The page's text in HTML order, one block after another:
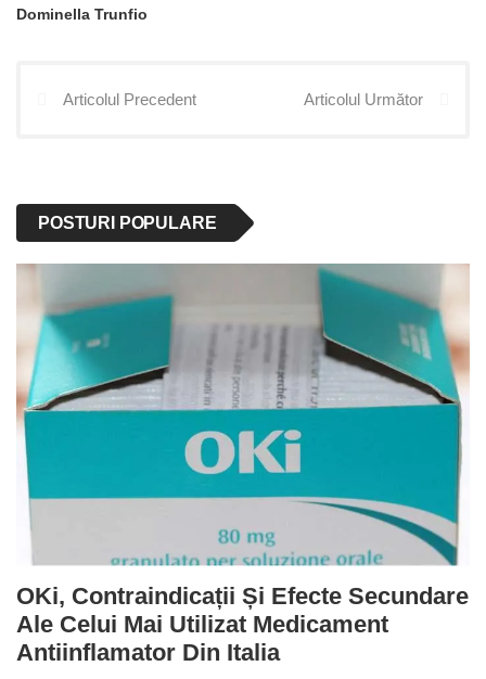
Dominella Trunfio
Articolul Precedent Articolul Următor
POSTURI POPULARE
OKi, Contraindicații Și Efecte Secundare
Ale Celui Mai Utilizat Medicament
Antiinflamator Din Italia